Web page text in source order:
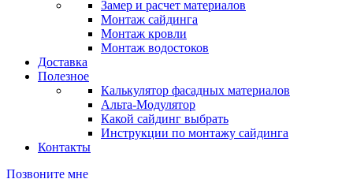
Замер и расчет материалов
Монтаж сайдинга
Монтаж кровли
Монтаж водостоков
Доставка
Полезное
Калькулятор фасадных материалов
Альта-Модулятор
Какой сайдинг выбрать
Инструкции по монтажу сайдинга
Контакты
Позвоните мне